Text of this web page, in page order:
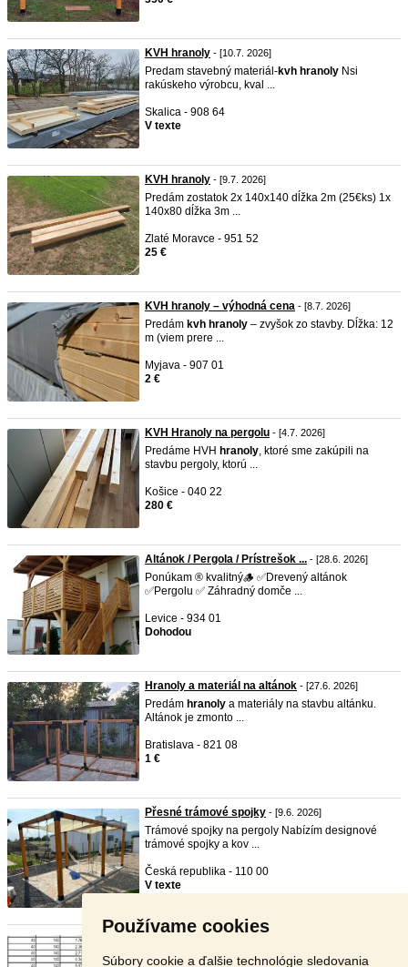
Používame cookies
Súbory cookie a ďalšie technológie sledovania
KVH hranoly - [10.7. 2026]
Predam stavebný materiál-kvh hranoly Nsi
rakúskeho výrobcu, kval ...
Skalica - 908 64
V texte
KVH hranoly - [9.7. 2026]
Predám zostatok 2x 140x140 dĺžka 2m (25€ks) 1x
140x80 dĺžka 3m ...
Zlaté Moravce - 951 52
25 €
KVH hranoly – výhodná cena - [8.7. 2026]
Predám kvh hranoly – zvyšok zo stavby. Dĺžka: 12
m (viem prere ...
Myjava - 907 01
2 €
KVH Hranoly na pergolu - [4.7. 2026]
Predáme HVH hranoly, ktoré sme zakúpili na
stavbu pergoly, ktorú ...
Košice - 040 22
280 €
Altánok / Pergola / Prístrešok ... - [28.6. 2026]
Ponúkam ®️ kvalitný🪵 ✅Drevený altánok
✅Pergolu ✅ Záhradný domče ...
Levice - 934 01
Dohodou
Hranoly a materiál na altánok - [27.6. 2026]
Predám hranoly a materiály na stavbu altánku.
Altánok je zmonto ...
Bratislava - 821 08
1 €
Přesné trámové spojky - [9.6. 2026]
Trámové spojky na pergoly Nabízím designové
trámové spojky a kov ...
Česká republika - 110 00
V texte
Predám kvh hranolyrôznych prierezov a dĺžok.